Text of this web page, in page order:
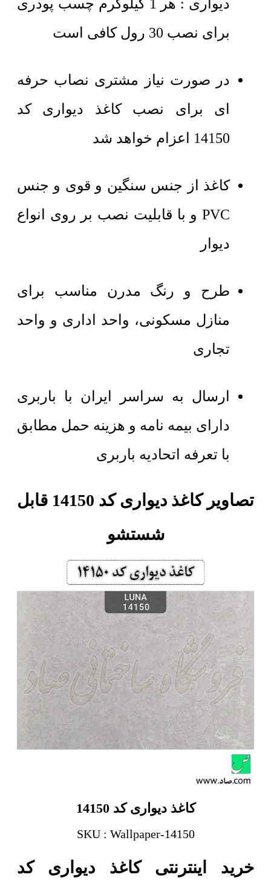
دیواری : هر 1 کیلوگرم چسب پودری
برای نصب 30 رول کافی است
در صورت نیاز مشتری نصاب حرفه
ای برای نصب کاغذ دیواری کد
14150 اعزام خواهد شد
کاغذ از جنس سنگین و قوی و جنس
PVC و با قابلیت نصب بر روی انواع
دیوار
طرح و رنگ مدرن مناسب برای
منازل مسکونی، واحد اداری و واحد
تجاری
ارسال به سراسر ایران با باربری
دارای بیمه نامه و هزینه حمل مطابق
با تعرفه اتحادیه باربری
تصاویر کاغذ دیواری کد 14150 قابل
شستشو
کاغذ دیواری کد 14150
SKU : Wallpaper-14150
خرید اینترنتی کاغذ دیواری کد